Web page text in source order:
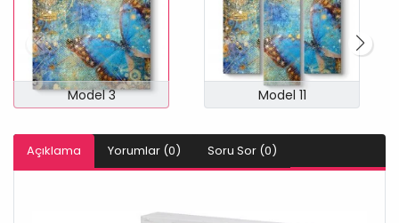
Model 3 Model 11
Açıklama Yorumlar (0) Soru Sor (0)